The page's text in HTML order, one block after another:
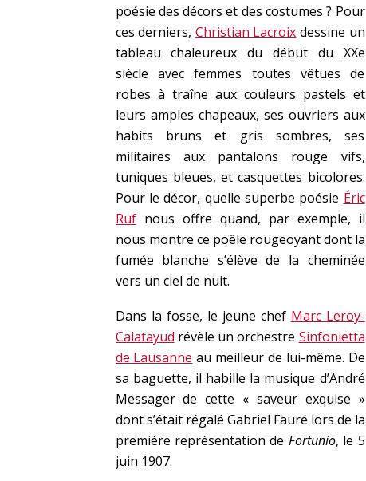
poésie des décors et des costumes ? Pour
ces derniers, Christian Lacroix dessine un
tableau chaleureux du début du XXe
siècle avec femmes toutes vêtues de
robes à traîne aux couleurs pastels et
leurs amples chapeaux, ses ouvriers aux
habits bruns et gris sombres, ses
militaires aux pantalons rouge vifs,
tuniques bleues, et casquettes bicolores.
Pour le décor, quelle superbe poésie Éric
Rufnous offre quand, par exemple, il
nous montre ce poêle rougeoyant dont la
fumée blanche s’élève de la cheminée
vers un ciel de nuit.
Dans la fosse, le jeune chef Marc Leroy-
Calatayud révèle un orchestre Sinfonietta
de Lausanne au meilleur de lui-même. De
sa baguette, il habille la musique d’André
Messager de cette « saveur exquise »
dont s’était régalé Gabriel Fauré lors de la
première représentation de Fortunio, le 5
juin 1907.